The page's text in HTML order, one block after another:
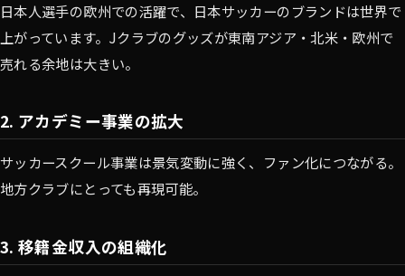
日本人選手の欧州での活躍で、日本サッカーのブランドは世界で
上がっています。Jクラブのグッズが東南アジア・北米・欧州で
売れる余地は大きい。
2. アカデミー事業の拡大
サッカースクール事業は景気変動に強く、ファン化につながる。
地方クラブにとっても再現可能。
3. 移籍金収入の組織化